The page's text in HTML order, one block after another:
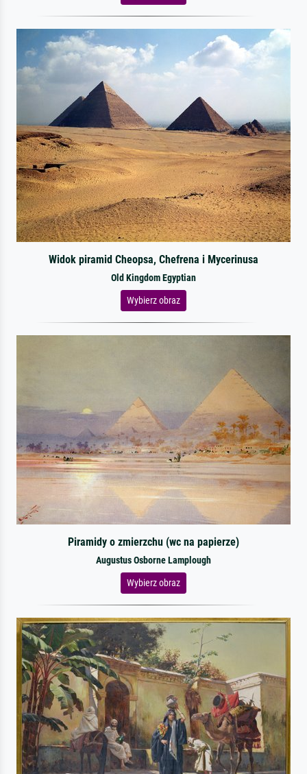
Widok piramid Cheopsa, Chefrena i Mycerinusa
Old Kingdom Egyptian
Wybierz obraz
Piramidy o zmierzchu (wc na papierze)
Augustus Osborne Lamplough
Wybierz obraz